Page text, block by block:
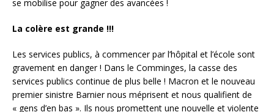
se mobilise pour gagner des avancées !
La colère est grande !!!
Les services publics, à commencer par l’hôpital et l’école sont
gravement en danger ! Dans le Comminges, la casse des
services publics continue de plus belle ! Macron et le nouveau
premier sinistre Barnier nous méprisent et nous qualifient de
« gens d’en bas ». Ils nous promettent une nouvelle et violente